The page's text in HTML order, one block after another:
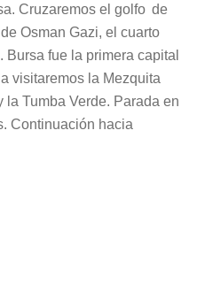
Cruzaremos el golfo de
Osman Gazi, el cuarto
fue la primera capital
visitaremos la Mezquita
la Tumba Verde. Parada en
Continuación hacia